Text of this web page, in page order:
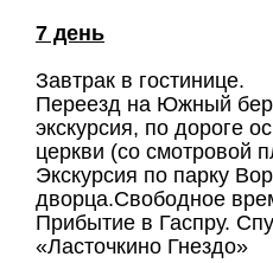
7 день
Завтрак в гостинице.
Переезд на Южный
экскурсия, по дороге
церкви (со смотровой
Экскурсия по парку
дворца.Свободное
Прибытие в Гаспру.
«Ласточкино Гнездо»